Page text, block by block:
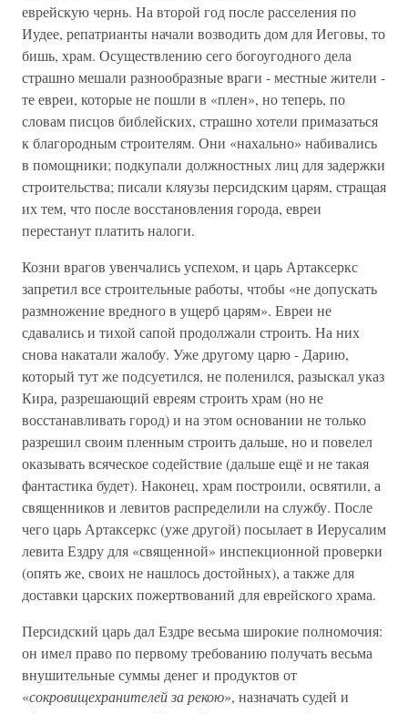
еврейскую чернь. На второй год после расселения по
Иудее, репатрианты начали возводить дом для Иеговы, то
бишь, храм. Осуществлению сего богоугодного дела
страшно мешали разнообразные враги - местные жители -
те евреи, которые не пошли в «плен», но теперь, по
словам писцов библейских, страшно хотели примазаться
к благородным строителям. Они «нахально» набивались
в помощники; подкупали должностных лиц для задержки
строительства; писали кляузы персидским царям, стращая
их тем, что после восстановления города, евреи
перестанут платить налоги.
Козни врагов увенчались успехом, и царь Артаксеркс
запретил все строительные работы, чтобы «не допускать
размножение вредного в ущерб царям». Евреи не
сдавались и тихой сапой продолжали строить. На них
снова накатали жалобу. Уже другому царю - Дарию,
который тут же подсуетился, не поленился, разыскал указ
Кира, разрешающий евреям строить храм (но не
восстанавливать город) и на этом основании не только
разрешил своим пленным строить дальше, но и повелел
оказывать всяческое содействие (дальше ещё и не такая
фантастика будет). Наконец, храм построили, освятили, а
священников и левитов распределили на службу. После
чего царь Артаксеркс (уже другой) посылает в Иерусалим
левита Ездру для «священной» инспекционной проверки
(опять же, своих не нашлось достойных), а также для
доставки царских пожертвований для еврейского храма.
Персидский царь дал Ездре весьма широкие полномочия:
он имел право по первому требованию получать весьма
внушительные суммы денег и продуктов от
«сокровищехранителей за рекою», назначать судей и